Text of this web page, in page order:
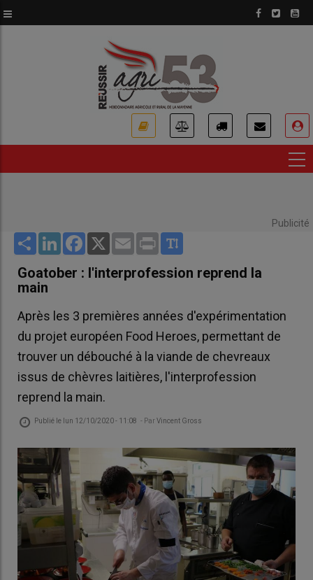
au
Publicité
Share LinkedInFacebook
X Email Print
Goatober : l'interprofession reprend la
main
Après les 3 premières années d'expérimentation
du projet européen Food Heroes, permettant de
trouver un débouché à la viande de chevreaux
issus de chèvres laitières, l'interprofession
reprend la main.
Publié le lun 12/10/2020 - 11:08 - ParVincent Gross